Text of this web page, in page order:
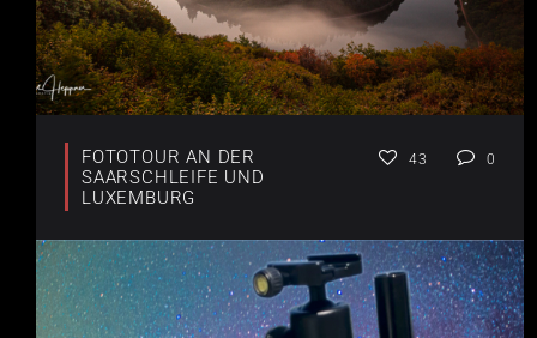
FOTOTOUR AN DER
SAARSCHLEIFE UND
LUXEMBURG
43 0